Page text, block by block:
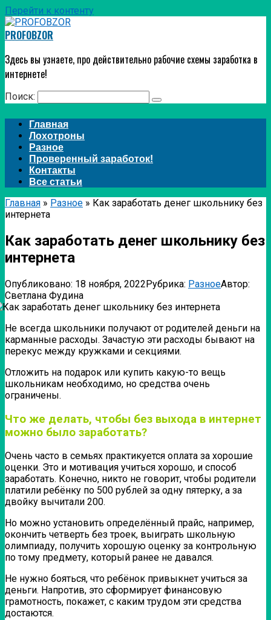
Перейти к контенту
PROFOBZOR
Здесь вы узнаете, про действительно рабочие схемы заработка в
интернете!
Поиск:
Главная
Лохотроны
Разное
Проверенный заработок!
Контакты
Все статьи
Главная » Разное » Как заработать денег школьнику без
интернета
Как заработать денег школьнику без
интернета
Опубликовано: 18 ноября, 2022Рубрика: РазноеАвтор:
Светлана Фудина
Не всегда школьники получают от родителей деньги на
карманные расходы. Зачастую эти расходы бывают на
перекус между кружками и секциями.
Отложить на подарок или купить какую-то вещь
школьникам необходимо, но средства очень
ограничены.
Что же делать, чтобы без выхода в интернет
можно было заработать?
Очень часто в семьях практикуется оплата за хорошие
оценки. Это и мотивация учиться хорошо, и способ
заработать. Конечно, никто не говорит, чтобы родители
платили ребёнку по 500 рублей за одну пятерку, а за
двойку вычитали 200.
Но можно установить определённый прайс, например,
окончить четверть без троек, выиграть школьную
олимпиаду, получить хорошую оценку за контрольную
по тому предмету, который ранее не давался.
Не нужно бояться, что ребёнок привыкнет учиться за
деньги. Напротив, это сформирует финансовую
грамотность, покажет, с каким трудом эти средства
достаются.